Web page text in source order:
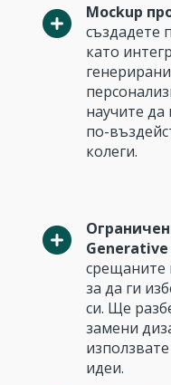
Mockup
създадете
като
научите да
по-
колеги.
Generative
срещаните
за да ги
си. Ще
замени
идеи.